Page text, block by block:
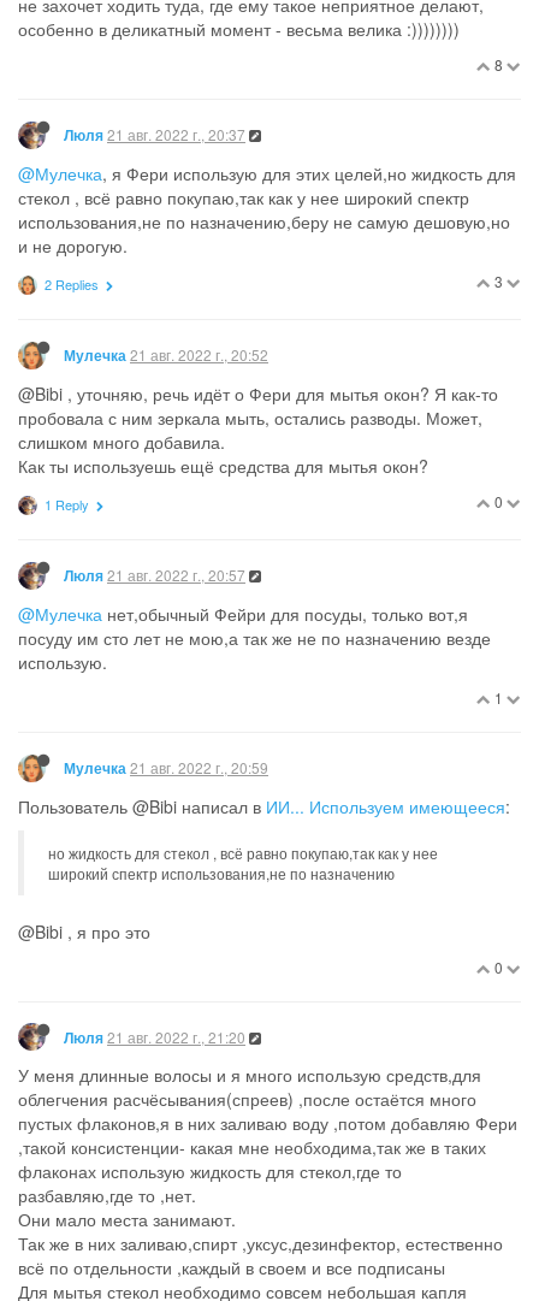
такое бывает. Отложила маме на дачу. Прочитала, что
помогает от ср… щих котов. Повадился соседский, копает
грядки. Может, еще есть способы?
1 Reply
1 Reply
NNN17 авг. 2022 г., 11:26
@Ana29, радикально. Там соседкингадкот. Они дружат
(мама с соседкой), но мама очень деликатная. А я б чем
нибудь огрела.
Oldys 19 авг. 2022 г., 22:03
Пользователь @Мыжко написал в
имеющееся
Рекомендую водяной пистолет :)))
Или “сикАлку” из нашего детства, это когда в крышке бутылки
выбор пластиковых бутылок в те годы был небольшой, а они
были относительно мягкие, сдавливать легко) делается дырка,
и “сикаешь” из этой бутылки, она оттуда далекооооо шпарит
не захочет ходить туда, где ему такое неприятное делают,
Люля21 авг. 2022 г., 20:37
@Мулечка, я Фери использую для этих целей,но жидкость для
стекол , всё равно покупаю,так как у нее широкий спектр
использования,не по назначению,беру не самую дешовую,но
и не дорогую.